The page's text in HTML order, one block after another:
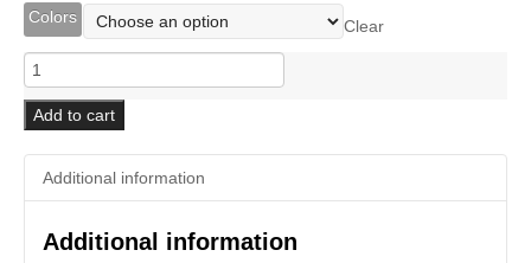
Colors
Clear
Korg
DT-
10
Digital
Pedal
Tuner
quantity
Add to cart
Additional information
Additional information